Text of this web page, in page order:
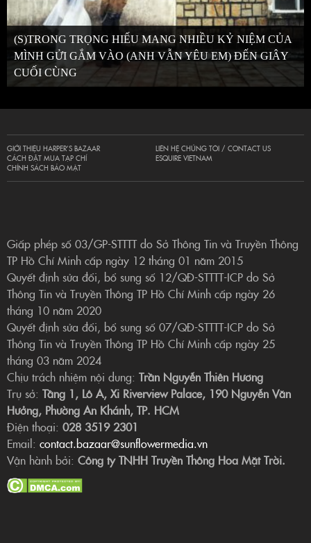
(S)TRONG TRỌNG HIẾU MANG NHIỀU KỶ NIỆM CỦA
MÌNH GỬI GẮM VÀO (ANH VẪN YÊU EM) ĐẾN GIÂY
CUỐI CÙNG
GIỚI THIỆU HARPER’S BAZAAR
CÁCH ĐẶT MUA TẠP CHÍ
CHÍNH SÁCH BẢO MẬT
LIÊN HỆ CHÚNG TÔI / CONTACT US
ESQUIRE VIETNAM
Giấp phép số 03/GP-STTTT do Sở Thông Tin và Truyền Thông
TP Hồ Chí Minh cấp ngày 12 tháng 01 năm 2015
Quyết định sửa đổi, bổ sung số 12/QĐ-STTTT-ICP do Sở
Thông Tin và Truyền Thông TP Hồ Chí Minh cấp ngày 26
tháng 10 năm 2020
Quyết định sửa đổi, bổ sung số 07/QĐ-STTTT-ICP do Sở
Thông Tin và Truyền Thông TP Hồ Chí Minh cấp ngày 25
tháng 03 năm 2024
Chịu trách nhiệm nội dung: Trần Nguyễn Thiên Hương
Trụ sở: Tầng 1, Lô A, Xi Riverview Palace, 190 Nguyễn Văn
Hưởng, Phường An Khánh, TP. HCM
Điện thoại: 028 3519 2301
Email: contact.bazaar@sunflowermedia.vn
Vận hành bởi: Công ty TNHH Truyền Thông Hoa Mặt Trời.